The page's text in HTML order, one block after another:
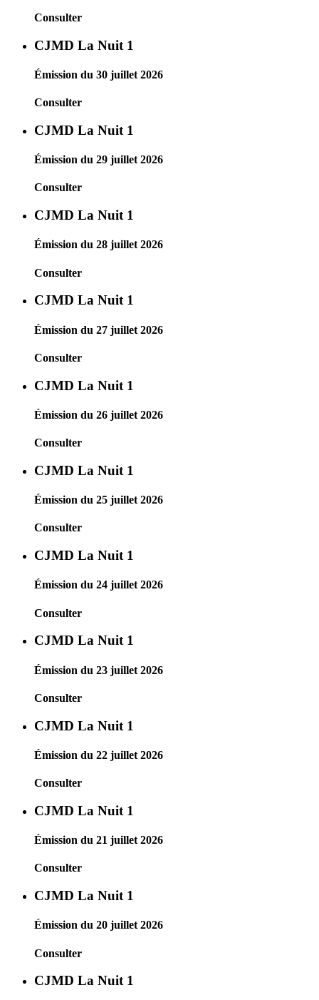
Consulter
CJMD La Nuit 1
Émission du 30 juillet 2026
Consulter
CJMD La Nuit 1
Émission du 29 juillet 2026
Consulter
CJMD La Nuit 1
Émission du 28 juillet 2026
Consulter
CJMD La Nuit 1
Émission du 27 juillet 2026
Consulter
CJMD La Nuit 1
Émission du 26 juillet 2026
Consulter
CJMD La Nuit 1
Émission du 25 juillet 2026
Consulter
CJMD La Nuit 1
Émission du 24 juillet 2026
Consulter
CJMD La Nuit 1
Émission du 23 juillet 2026
Consulter
CJMD La Nuit 1
Émission du 22 juillet 2026
Consulter
CJMD La Nuit 1
Émission du 21 juillet 2026
Consulter
CJMD La Nuit 1
Émission du 20 juillet 2026
Consulter
CJMD La Nuit 1